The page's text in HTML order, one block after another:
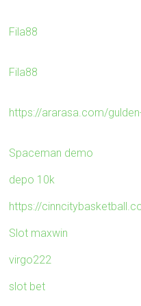
Fila88
Fila88
https://ararasa.com/
Spaceman demo
depo 10k
https://
Slot maxwin
virgo222
slot bet